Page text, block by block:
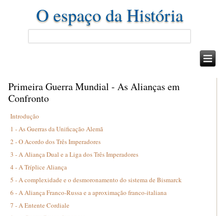
O espaço da História
Primeira Guerra Mundial - As Alianças em
Confronto
Introdução
1 - As Guerras da Unificação Alemã
2 - O Acordo dos Três Imperadores
3 - A Aliança Dual e a Liga dos Três Imperadores
4 - A Tríplice Aliança
5 - A complexidade e o desmoronamento do sistema de Bismarck
6 - A Aliança Franco-Russa e a aproximação franco-italiana
7 - A Entente Cordiale